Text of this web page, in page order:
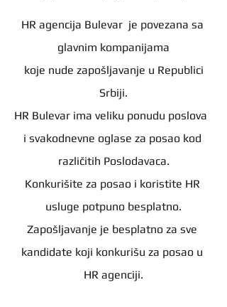
HR agencija Bulevar  je povezana sa
glavnim kompanijama
Srbiji.
HR Bulevar ima veliku ponudu poslova
i svakodnevne oglase za posao kod
različitih Poslodavaca.
Konkurišite za posao i koristite HR
usluge potpuno besplatno.
Zapošljavanje je besplatno za sve
kandidate koji konkurišu za posao u
HR agenciji.